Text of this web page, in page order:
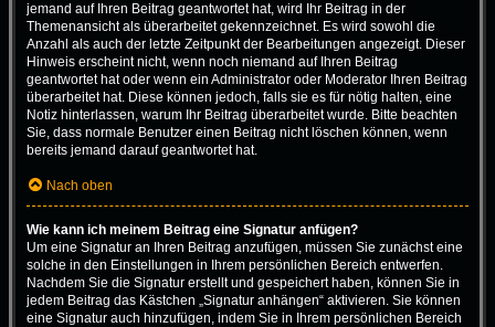
jemand auf Ihren Beitrag geantwortet hat, wird Ihr Beitrag in der
Themenansicht als überarbeitet gekennzeichnet. Es wird sowohl die
Anzahl als auch der letzte Zeitpunkt der Bearbeitungen angezeigt. Dieser
Hinweis erscheint nicht, wenn noch niemand auf Ihren Beitrag
geantwortet hat oder wenn ein Administrator oder Moderator Ihren Beitrag
überarbeitet hat. Diese können jedoch, falls sie es für nötig halten, eine
Notiz hinterlassen, warum Ihr Beitrag überarbeitet wurde. Bitte beachten
Sie, dass normale Benutzer einen Beitrag nicht löschen können, wenn
bereits jemand darauf geantwortet hat.
Nach oben
Wie kann ich meinem Beitrag eine Signatur anfügen?
Um eine Signatur an Ihren Beitrag anzufügen, müssen Sie zunächst eine
solche in den Einstellungen in Ihrem persönlichen Bereich entwerfen.
Nachdem Sie die Signatur erstellt und gespeichert haben, können Sie in
jedem Beitrag das Kästchen „Signatur anhängen“ aktivieren. Sie können
eine Signatur auch hinzufügen, indem Sie in Ihrem persönlichen Bereich